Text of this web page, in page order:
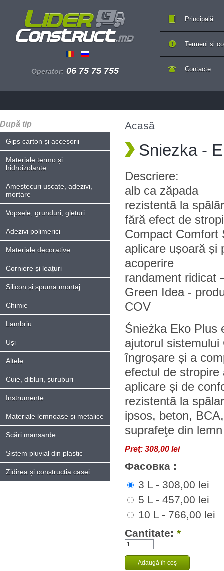
Operator: 06 75 75 755
Principală
Contacte
Termeni si
După tip
Gips carton și accesorii
Materiale termo și
hidroizolante
Amestecuri uscate, adezivi,
mortare
Vopsele, grunduri, gleturi
Adezivi polimerici
Materiale decorative
Corniere și leațuri
Silicon și spuma montaj
Chimie
Lambriu
Uși
Altele
Cuie, dibluri, șuruburi
Instrumente
Materiale lemnoase și metalice
Scări mansarde
Sistem pluvial din plastic
Zidirea și construcția casei
Acasă
Sniezka -
Descriere:
alb ca zăpada
rezistentă la
fără efect de
Compact Comfort
aplicare ușoară și
acoperire
randament ridicat
Green Idea -
COV
Śnieżka Eko Plus
ajutorul
îngroșare și a
efectul de
aplicare și de
rezistentă la
ipsos, beton,
suprafeţe din
Preţ: 308,00 lei
Фасовка :
3 L - 308,00 lei
5 L - 457,00 lei
10 L - 766,00 lei
Cantitate: *